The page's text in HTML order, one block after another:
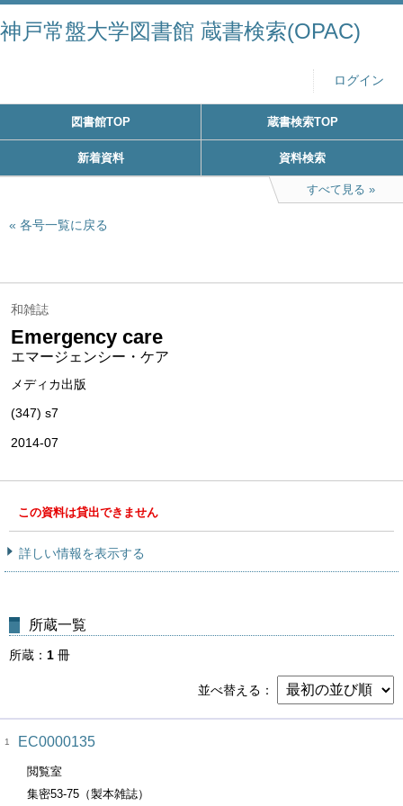
神戸常盤大学図書館 蔵書検索(OPAC)
ログイン
図書館TOP 蔵書検索TOP
新着資料 資料検索
すべて見る
各号一覧に戻る
和雑誌
Emergency care
エマージェンシー・ケア
メディカ出版
(347) s7
2014-07
この資料は貸出できません
詳しい情報を表示する
所蔵一覧
所蔵 1 冊
並べ替える
1 EC0000135
閲覧室
集密53-75（製本雑誌）